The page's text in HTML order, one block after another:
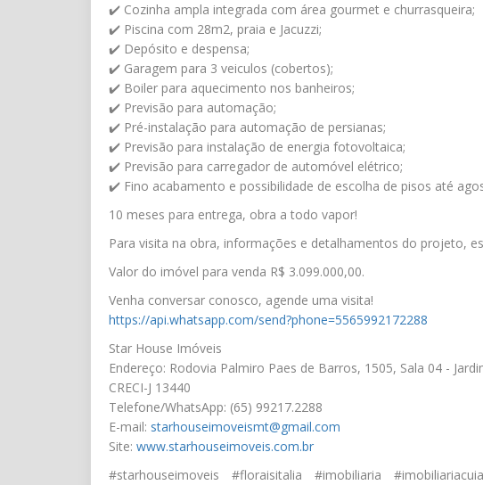
✔️ Cozinha ampla integrada com área gourmet e churrasqueira;
✔️ Piscina com 28m2, praia e Jacuzzi;
✔️ Depósito e despensa;
✔️ Garagem para 3 veiculos (cobertos);
✔️ Boiler para aquecimento nos banheiros;
✔️ Previsão para automação;
✔️ Pré-instalação para automação de persianas;
✔️ Previsão para instalação de energia fotovoltaica;
✔️ Previsão para carregador de automóvel elétrico;
✔️ Fino acabamento e possibilidade de escolha de pisos até
10 meses para entrega, obra a todo vapor!
Para visita na obra, informações e detalhamentos do projeto,
Valor do imóvel para venda R$ 3.099.000,00.
Venha conversar conosco, agende uma visita!
https://api.whatsapp.com/send?phone=5565992172288
Star House Imóveis
Endereço: Rodovia Palmiro Paes de Barros, 1505, Sala 04 -
CRECI-J 13440
Telefone/WhatsApp: (65) 99217.2288
E-mail: starhouseimoveismt@gmail.com
Site: www.starhouseimoveis.com.br
#starhouseimoveis #floraisitalia #imobiliaria